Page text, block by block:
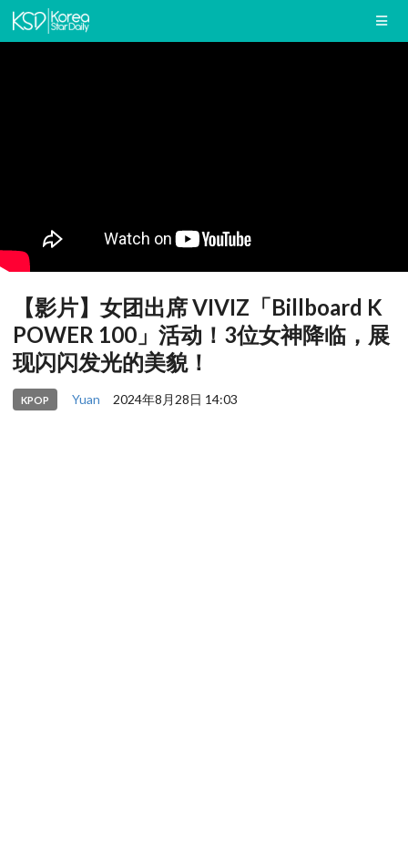
【影片】女团出席 VIVIZ「Billboard K
POWER 100」活动！3位女神降临，展
现闪闪发光的美貌！
KPOP Yuan 2024年8月28日 14:03